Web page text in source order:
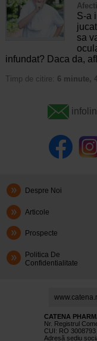
S-a
sa
infundat? Daca da,
Timp de citire: 6 minute,
Despre Noi
Articole
Prospecte
Politica De
Confidentialitate
CATENA
Nr. Registrul
CUI: RO 3008793
Adresă sediu